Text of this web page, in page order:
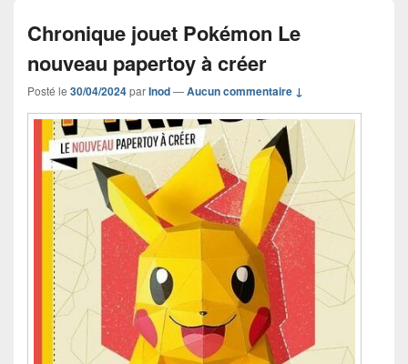
Chronique jouet Pokémon Le
nouveau papertoy à créer
Posté le 30/04/2024parInod—Aucun commentaire ↓